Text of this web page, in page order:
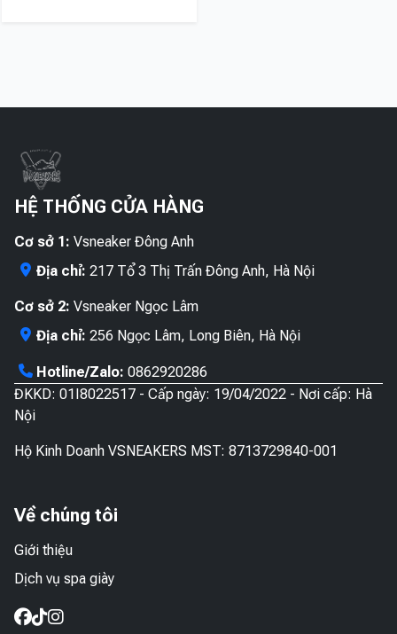
HỆ THỐNG CỬA HÀNG
Cơ sở 1: Vsneaker Đông Anh
Địa chỉ: 217 Tổ 3 Thị Trấn Đông Anh, Hà Nội
Cơ sở 2: Vsneaker Ngọc Lâm
Địa chỉ: 256 Ngọc Lâm, Long Biên, Hà Nội
Hotline/Zalo: 0862920286
ĐKKD: 01I8022517 - Cấp ngày: 19/04/2022 - Nơi cấp: Hà
Nội
Hộ Kinh Doanh VSNEAKERS MST: 8713729840-001
Về chúng tôi
Giới thiệu
Dịch vụ spa giày